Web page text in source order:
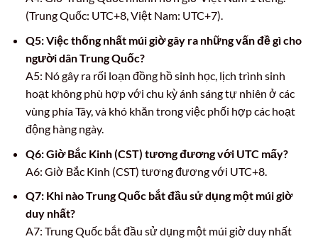
(Trung Quốc: UTC+8, Việt Nam: UTC+7).
Q5: Việc thống nhất múi giờ gây ra những vấn đề gì cho
người dân Trung Quốc?
A5: Nó gây ra rối loạn đồng hồ sinh học, lịch trình sinh
hoạt không phù hợp với chu kỳ ánh sáng tự nhiên ở các
vùng phía Tây, và khó khăn trong việc phối hợp các hoạt
động hàng ngày.
Q6: Giờ Bắc Kinh (CST) tương đương với UTC mấy?
A6: Giờ Bắc Kinh (CST) tương đương với UTC+8.
Q7: Khi nào Trung Quốc bắt đầu sử dụng một múi giờ
duy nhất?
A7: Trung Quốc bắt đầu sử dụng một múi giờ duy nhất